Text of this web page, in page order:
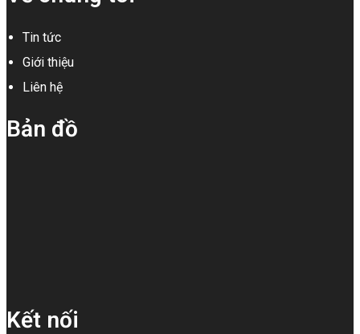
Tin tức
Giới thiệu
Liên hệ
Bản đồ
Kết nối